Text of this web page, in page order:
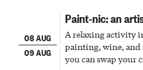
08 AUG
09 AUG
Paint-nic: an
A relaxing activity
painting, wine, and
you can swap your